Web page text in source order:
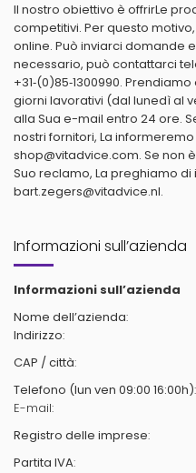
Il nostro obiettivo è offrirLe
competitivi. Per questo
online. Può inviarci domande
necessario, può contattarci
+31‑(0)85‑1300990. Prendiamo
giorni lavorativi (dal lunedì al
alla Sua e-mail entro 24 ore.
nostri fornitori, La
shop@vitadvice.com. Se non
Suo reclamo, La preghiamo
bart.zegers@vitadvice.nl.
Informazioni sull’azienda
Informazioni sull’azienda
Nome dell’azienda:
Indirizzo:
CAP / città:
Telefono (lun ven 09:00 16:00h):
E-mail:
Registro delle imprese:
Partita IVA: